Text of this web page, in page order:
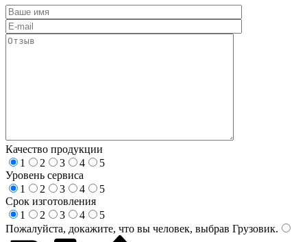
Качество продукции
1
2 3 4
5
Уровень сервиса
1
2 3 4
5
Срок изготовления
1
2 3 4
5
Пожалуйста, докажите, что вы человек, выбрав Грузовик.